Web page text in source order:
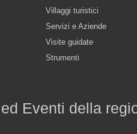
Villaggi turistici
Servizi e Aziende
Visite guidate
Strumenti
Eventi della